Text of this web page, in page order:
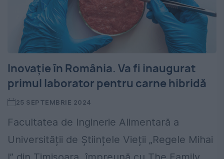
Inovație în România. Va fi inaugurat
primul laborator pentru carne hibridă
25 SEPTEMBRIE 2024
Facultatea de Inginerie Alimentară a
Universității de Științele Vieții „Regele Mihai